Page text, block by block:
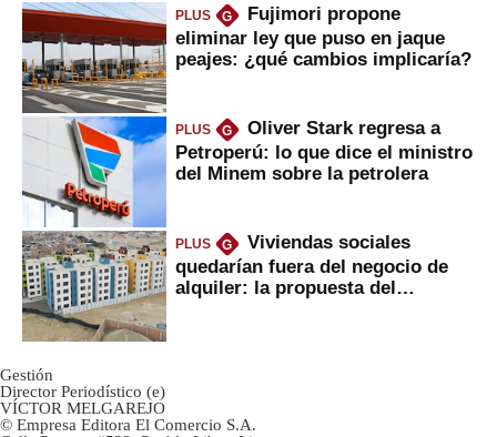
PLUS G
Fujimori propone
eliminar ley que puso en jaque
peajes: ¿qué cambios implicaría?
PLUS G
Oliver Stark regresa a
Petroperú: lo que dice el ministro
del Minem sobre la petrolera
PLUS G
Viviendas sociales
quedarían fuera del negocio de
alquiler: la propuesta del
Gestión
Director Periodístico (e)
VÍCTOR MELGAREJO
© Empresa Editora El Comercio S.A.